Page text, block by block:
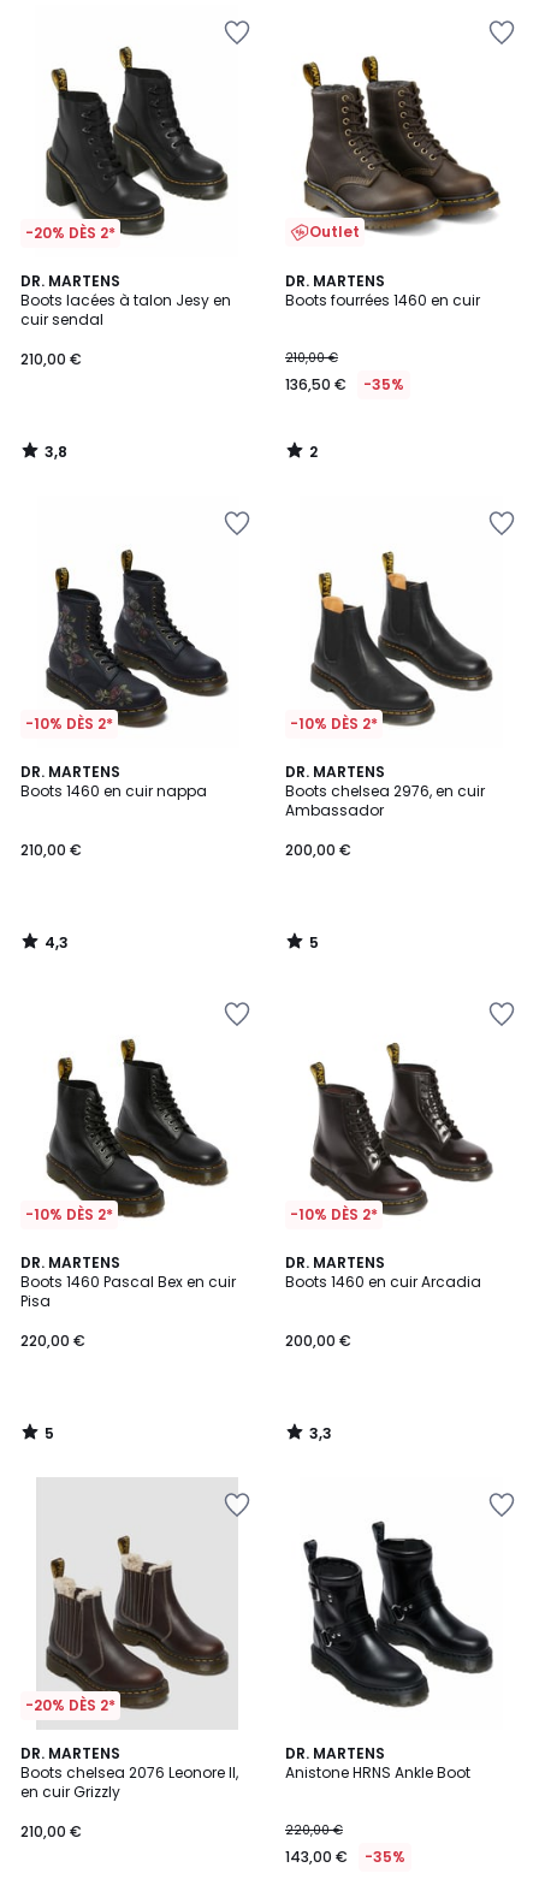
-20% DÈS 2*
DR. MARTENS
Boots lacées à talon Jesy en
cuir sendal
210,00 €
3,8
/ 5
3,8
/
Outlet
DR. MARTENS
Boots fourrées 1460 en cuir
210,00 €
136,50 € -35%
2
/
2
/
-10% DÈS 2*
DR. MARTENS
Boots 1460 en cuir nappa
210,00 €
4,3
/ 5
4,3
/
-10% DÈS 2*
DR. MARTENS
Boots chelsea 2976, en cuir
Ambassador
200,00 €
5
/
5
5
/
-10% DÈS 2*
DR. MARTENS
Boots 1460 Pascal Bex en cuir
Pisa
220,00 €
5
/
5
5
/
-10% DÈS 2*
DR. MARTENS
Boots 1460 en cuir Arcadia
200,00 €
3,3
/ 5
3,3
/
-20% DÈS 2*
DR. MARTENS
Boots chelsea 2076 Leonore II,
en cuir Grizzly
210,00 €
5
/
5
DR. MARTENS
Anistone HRNS Ankle Boot
220,00 €
143,00 € -35%